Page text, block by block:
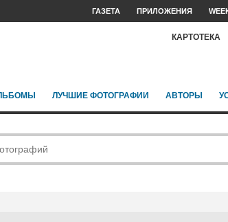
ГАЗЕТА ПРИЛОЖЕНИЯ
КАРТОТЕКА
ЛУЧШИЕ ФОТОГРАФИИ АВТОРЫ